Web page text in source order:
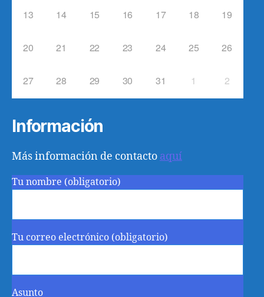
13 14 15 16 17 18 19
20 21 22 23 24 25 26
27 28 29 30 31 1 2
Información
Más información de contacto aquí
Tu nombre (obligatorio)
Tu correo electrónico (obligatorio)
Asunto